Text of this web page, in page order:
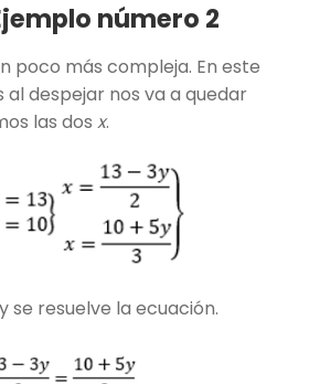
número 2
poco más compleja. En este
despejar nos va a quedar
las dos x.
se resuelve la ecuación.